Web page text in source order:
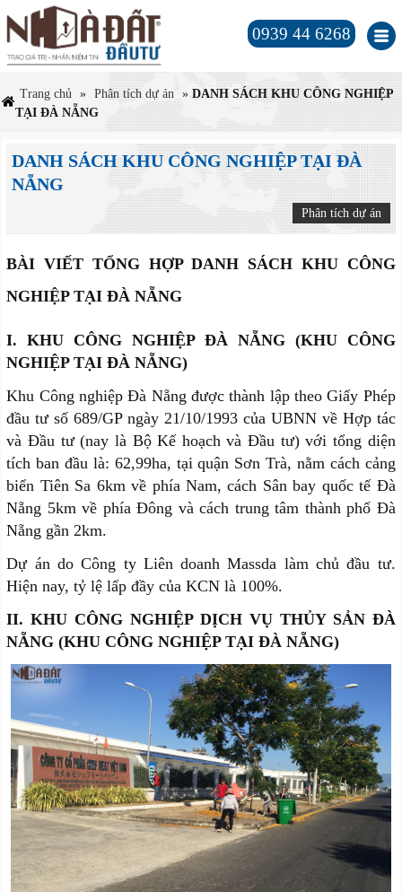
0939 44 6268
Trang chủ » Phân tích dự án »DANH SÁCH KHU CÔNG NGHIỆP
TẠI ĐÀ NẴNG
DANH SÁCH KHU CÔNG NGHIỆP TẠI ĐÀ
NẴNG
Phân tích dự án
BÀI VIẾT TỔNG HỢPDANH SÁCH KHU CÔNG
NGHIỆP TẠI ĐÀ NẴNG
I. KHU CÔNG NGHIỆP ĐÀ NẴNG (KHU CÔNG
NGHIỆP TẠI ĐÀ NẴNG)
Khu Công nghiệp Đà Nẵng được thành lập theo Giấy Phép
đầu tư số 689/GP ngày 21/10/1993 của UBNN về Hợp tác
và Đầu tư (nay là Bộ Kế hoạch và Đầu tư) với tổng diện
tích ban đầu là: 62,99ha, tại quận Sơn Trà, nằm cách cảng
biển Tiên Sa 6km về phía Nam, cách Sân bay quốc tế Đà
Nẵng 5km về phía Đông và cách trung tâm thành phố Đà
Nẵng gần 2km.
Dự án do Công ty Liên doanh Massda làm chủ đầu tư.
Hiện nay, tỷ lệ lấp đầy của KCN là 100%.
II. KHU CÔNG NGHIỆP DỊCH VỤ THỦY SẢN ĐÀ
NẴNG (KHU CÔNG NGHIỆP TẠI ĐÀ NẴNG)